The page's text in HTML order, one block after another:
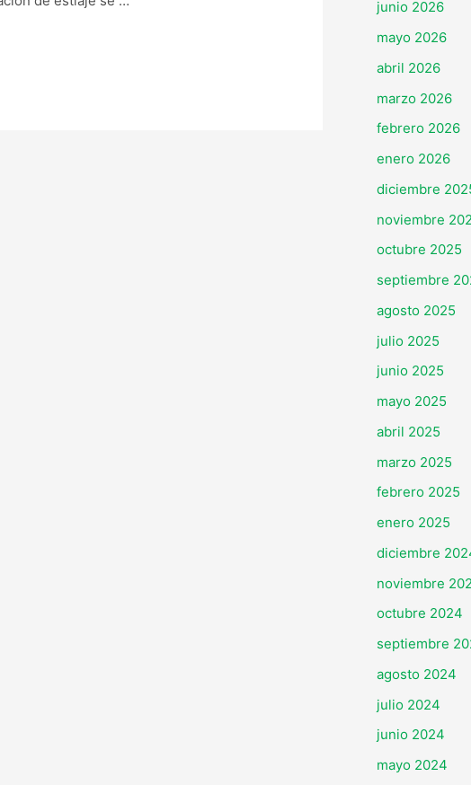
junio 2026
mayo 2026
abril 2026
marzo 2026
febrero 2026
enero 2026
diciembre
noviembre
octubre 2025
septiembre
agosto 2025
julio 2025
junio 2025
mayo 2025
abril 2025
marzo 2025
febrero 2025
enero 2025
diciembre
noviembre
octubre 2024
septiembre
agosto 2024
julio 2024
junio 2024
mayo 2024